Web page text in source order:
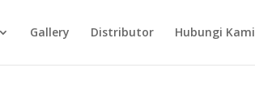
Gallery Distributor Hubungi Kami